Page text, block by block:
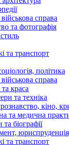
справа
та фотографія
та транспорт
політика
справа
краса
та техніка
кіно,
та медична
біографії
та транспорт